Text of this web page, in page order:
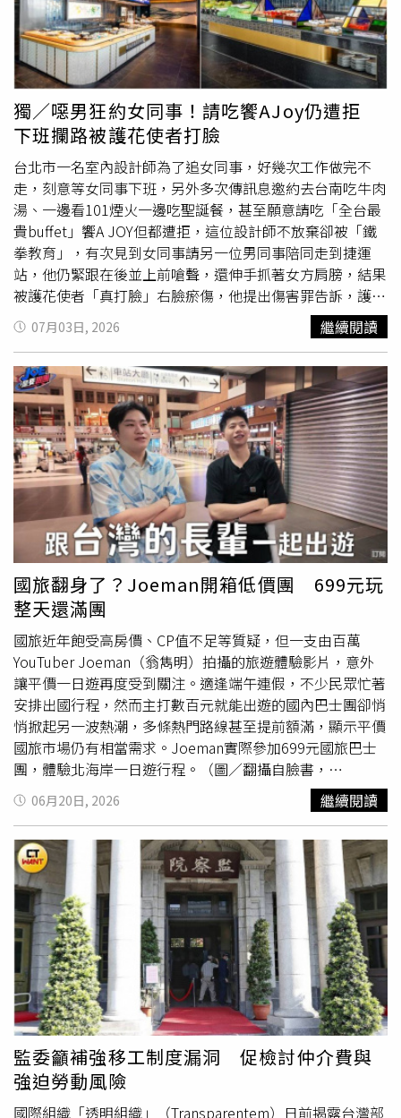
屋銷售後，短短一個月內房屋就成功以2200萬元成交。在
大安區服務的鄭心茹經紀人員，則主動發現屋主的老公寓陽
台未完成權狀補登記，若直接出售，依當時行情估算，屋主
可能損失超過170萬元！最後在鄭心茹主動的誠實服務下，
幫屋主完成陽台補登，最後也成功出售房屋，不僅保障屋主
權益，也讓房屋價值得以完整呈現。誠實服務是永慶人的
DNA，鄭心茹經紀人員就曾經主動幫屋主完成陽台補登，成
功為屋主挽回170萬元房價。（圖片提供／永慶房屋）誠實
安心認證 在網路上就能知道房屋狀況除了房價透明，房屋
資訊是否完整、是否有相對應的保障制度，也是消費者選擇
房仲的重要因素。在「保障制度面」上，永慶房屋提供「六
大安心保證」，從產權七審、價金履約和屋況保障，層層把
關交易安全；在「科技系統面」上，永慶房屋建置完整社區
資料庫，給予消費者完整的社區資訊，更推動「誠實安心認
證」：於《永慶房仲網》上主動揭露「非短期交易、非凶
宅、非輻射屋、漏水保固」等資訊，幫助消費者在線上看屋
階段就能充分掌握房屋狀況，降低交易風險。永慶房屋第一
線經紀人員更在每一次的帶看過程中落實誠實房仲理念。新
莊區永慶房屋經紀人員王政儀曾於帶看時，主動提醒客戶該
樓層設有中繼水箱，可能產生低頻噪音。客戶坦言，王政儀
是唯一主動告知此一潛在問題的房仲，也因此讓他更加信任
永慶房屋的服務。同樣服務新莊的林柏宏經紀人員也分享，
永慶房屋長期累積完整的社區資料庫，包含歷年社區資訊及
非自然身故等重要紀錄，讓經紀人員能誠實說明房屋與社區
資訊，協助消費者做出更安心、更符合需求的購屋決策。永
慶房屋推動「誠實安心認證」讓消費者在網路上就能掌握屋
況。（圖片提供／永慶房屋）14連霸的背後 是不斷實踐誠
實精神的態度吳良治總經理表示，真正值得信賴的房仲，不
只是完成交易，更要守護消費者人生最重要的資產。因此，
永慶房屋堅持把「先誠實，再成交」落實於保障制度、科技
系統與第一線服務，從成交行情、屋況到交易保障，每一個
細節都以消費者權益為優先。因為長期累積的誠實服務，讓
永慶房屋創下「臺灣服務業大評鑑」服務金獎14連霸的紀
錄，未來，永慶房屋會持續帶給消費者安全又滿意的購售屋
體驗，更持續引領台灣房仲服務的向上提升。
高，最後反映在消費者支付的外送費，或商家負擔的服務費
上。除了消費者，店家抽成也跟著調漲。全國外送產業工會
上月發布聲明指出，Uber Eats發信給合作店家，稱因應外
送專法，平台必須調整收費機制，7月21日起抽成將一次性
調漲2.5%，並設定35％抽成上限。
獨／噁男狂約女同事！請吃饗AJoy仍遭拒
下班攔路被護花使者打臉
台北市一名室內設計師為了追女同事，好幾次工作做完不
走，刻意等女同事下班，另外多次傳訊息邀約去台南吃牛肉
湯、一邊看101煙火一邊吃聖誕餐，甚至願意請吃「全台最
貴buffet」饗A JOY但都遭拒，這位設計師不放棄卻被「鐵
拳教育」，有次見到女同事請另一位男同事陪同走到捷運
站，他仍緊跟在後並上前嗆聲，還伸手抓著女方肩膀，結果
被護花使者「真打臉」右臉瘀傷，他提出傷害罪告訴，護花
使者遭判罰1萬元，但設計師自己也因為死纏爛打而觸法，
台北地院以跟蹤騷擾罪判處拘役50天，可易科罰金5萬元。
「饗A JOY」是饗賓集團13個餐飲品牌之一，定位為奢華自
助餐，位在台北101大樓86樓，不只是全台最高的景觀
Buffet餐廳，價格也最高，午餐3280元、晚餐3880元，須
加收1成服務費，若是兩人用餐一人買單，一頓飯就花掉
8536元。本案三人均任職於中山區某間室內設計公司，
2025年2月12日晚間7點多，李姓女子下班時找許姓男同事
一起走，追女主角不成的設計師也姓李，跟出去之後，見到
李姓女子下雨沒傘想幫她撐傘，李姓女子立刻躲到許姓男同
事身旁，隨後進超商買傘。李姓設計師質問許姓男同事「你
這樣做有什麼意思？她都有男友了」，許姓男同事回嗆「不
一定」。李姓設計師對於心中的女神剛剛躲他時把頭靠在許
姓男同事肩膀仍耿耿於懷，認為「男女授受不親」，拍了女
方肩膀並抓住衣領，說出「妳要記住妳剛剛做的事情」、
「妳最好記得今天做過的事」，這時許姓男同事看不下去
了，朝李姓設計師揮拳打中右臉。李姓設計師驗傷提告，許
姓男同事認罪，北院去年8月以傷害罪判處罰金1萬元，原本
續戰二審，案件在今年1月撤回上訴。李姓女子也提告，檢
警追查發現「鐵拳教育」事件只是冰山一角，原來李姓設計
師從2024年11月到跨年夜多次傳訊息騷擾女方，內容包
括：「昨天中午吃飯，有聽妳說，想去臺南吃牛肉湯，還是
妳找時間，我們一起去臺南吃牛肉湯？」、「這麼忙……只
忙著回妳……男朋友的line」、「我的都……不讀不回」、
「請妳吃饗 A JOY，妳會想去？」、「工作上的事……有什
麼好聊私line的……不想跟我聊……就算了」。李姓設計師
不認罪，認為這些訊息純屬同事之間的禮貌邀約，他也沒有
刻意等女方一起下班。法官依據李姓女子回話內容：「謝謝
你的邀請，但我不想，您可以和親人或其他朋友一起去」、
「哈哈哈 公司一起團建去吃感覺會很棒」、「抱歉，我沒
有習慣回同事的私人訊息，如果是工作上的事情我很樂意和
你討論，但私事還是保持距離比較好」，甚至傳送《跟蹤騷
擾防制法》第3條擷圖，告知李姓設計師的行為構成騷擾，
應保持邊界感、不要再對她私生活好奇，因此判定女方已明
確拒絕男方追求，亦不願有任何私交。負責「鐵拳教育」的
許姓男同事證稱，李姓設計師曾問過李姓女子會不會寂寞、
會等女方下班跟到公車站，女方為此還請同事幫忙注意李姓
設計師的行為舉止。判決書指出，被告很清楚告訴人拒絕追
07月03日, 2026 繼續閱讀
國旅翻身了？Joeman開箱低價團 699元玩
整天還滿團
國旅近年飽受高房價、CP值不足等質疑，但一支由百萬
YouTuber Joeman（翁雋明）拍攝的旅遊體驗影片，意外
讓平價一日遊再度受到關注。適逢端午連假，不少民眾忙著
安排出國行程，然而主打數百元就能出遊的國內巴士團卻悄
悄掀起另一波熱潮，多條熱門路線甚至提前額滿，顯示平價
國旅市場仍有相當需求。Joeman實際參加699元國旅巴士
團，體驗北海岸一日遊行程。（圖／翻攝自臉書，
Joeman）引發話題的是Joeman在《Joe是要跟團》系列中
的實測內容。他以一般旅客身分報名雄獅旅遊推出的「萬里
金山一日遊」，出發前原本以為這類俗稱「長輩團」的產品
參與人數有限，沒想到報到當天41個座位幾乎坐滿，且除了
退休族群外，也出現不少年輕面孔。有人坦言，比起自行開
車往返北海岸，跟團不但省下交通規劃時間，也不用煩惱停
車問題，因此即使請假也願意參加。整趟旅程從台北出發
後，陸續造訪萬里繡球花景點、金山老街及北海岸知名步
道。旅客可在花季期間賞花拍照，也能自行安排老街覓食時
間。Joeman在影片中品嚐鴨肉、炒麵與地方甜品後給予不
錯評價，尤其對金山特色芋圓留下深刻印象。隨後安排的海
岸步道行程，則讓團員在山海景色間散步放鬆，不少長輩一
路談笑風生，展現與一般自由行截然不同的旅遊氛圍。699
元包車玩萬里金山，Joeman揭長輩團真面目。（圖／翻攝
自臉書，Joeman）除了景點本身，團員互動反而成為影片
另一個亮點。有長輩主動分享零食，也有人熱情找Joeman
06月20日, 2026 繼續閱讀
監委籲補強移工制度漏洞 促檢討仲介費與
強迫勞動風險
國際組織「透明組織」（Transparentem）日前揭露台灣部